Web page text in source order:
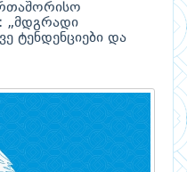
„მდგრადი
ტენდენციები და